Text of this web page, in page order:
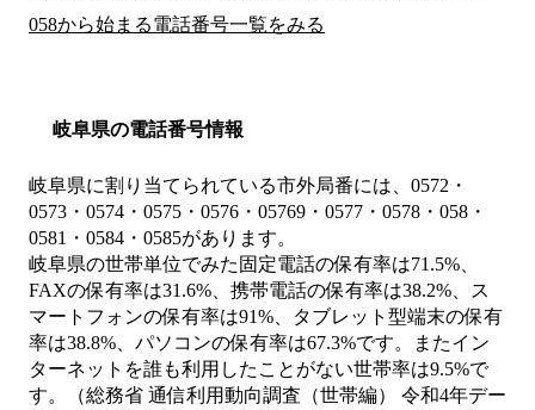
058から始まる電話番号一覧をみる
岐阜県の電話番号情報
岐阜県に割り当てられている市外局番には、0572・
0573・0574・0575・0576・05769・0577・0578・058・
0581・0584・0585があります。
岐阜県の世帯単位でみた固定電話の保有率は71.5%、
FAXの保有率は31.6%、携帯電話の保有率は38.2%、ス
マートフォンの保有率は91%、タブレット型端末の保有
率は38.8%、パソコンの保有率は67.3%です。またイン
ターネットを誰も利用したことがない世帯率は9.5%で
す。（総務省 通信利用動向調査（世帯編） 令和4年デー